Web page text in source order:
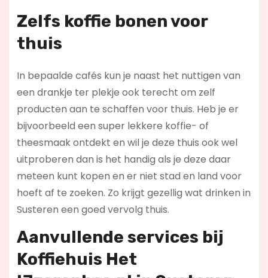
Zelfs koffie bonen voor
thuis
In bepaalde cafés kun je naast het nuttigen van
een drankje ter plekje ook terecht om zelf
producten aan te schaffen voor thuis. Heb je er
bijvoorbeeld een super lekkere koffie- of
theesmaak ontdekt en wil je deze thuis ook wel
uitproberen dan is het handig als je deze daar
meteen kunt kopen en er niet stad en land voor
hoeft af te zoeken. Zo krijgt gezellig wat drinken in
Susteren een goed vervolg thuis.
Aanvullende services bij
Koffiehuis Het